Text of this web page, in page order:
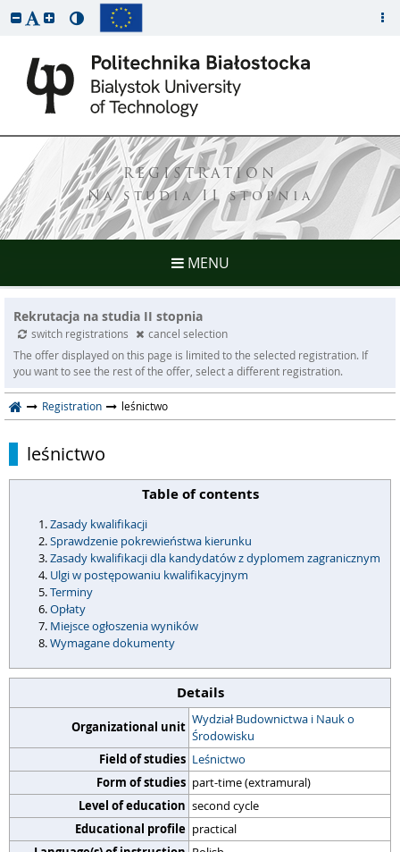
REGISTRATION
Na studia II stopnia
MENU
Rekrutacja na studia II stopnia
switch registrations
cancel selection
The offer displayed on this page is limited to the selected registration. If
you want to see the rest of the offer, select a different registration.
Registration leśnictwo
leśnictwo
Table of contents
Zasady kwalifikacji
Sprawdzenie pokrewieństwa kierunku
Zasady kwalifikacji dla kandydatów z dyplomem zagranicznym
Ulgi w postępowaniu kwalifikacyjnym
Terminy
Opłaty
Miejsce ogłoszenia wyników
Wymagane dokumenty
Details
Organizational unit Wydział Budownictwa i Nauk o
Środowisku
Field of studies Leśnictwo
Form of studies part-time (extramural)
Level of education second cycle
Educational profile practical